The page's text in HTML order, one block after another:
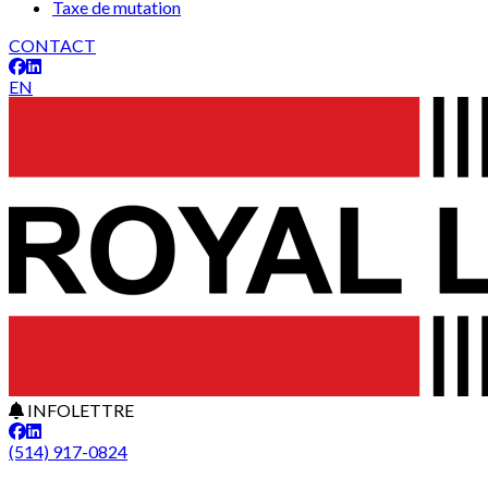
Taxe de mutation
CONTACT
EN
INFOLETTRE
(514) 917-0824